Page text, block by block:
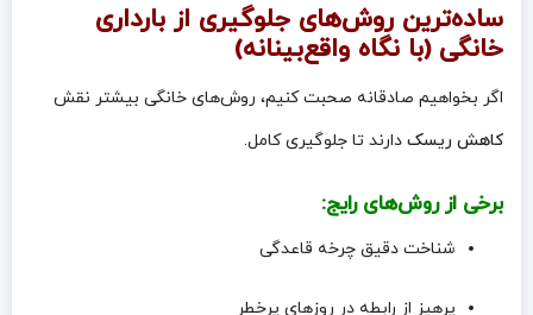
ساده‌ترین روش‌های جلوگیری از بارداری
خانگی (با نگاه واقع‌بینانه)
اگر بخواهیم صادقانه صحبت کنیم، روش‌های خانگی بیشتر نقش
کاهش ریسک دارند تا جلوگیری کامل.
برخی از روش‌های رایج:
شناخت دقیق چرخه قاعدگی
پرهیز از رابطه در روزهای پرخطر